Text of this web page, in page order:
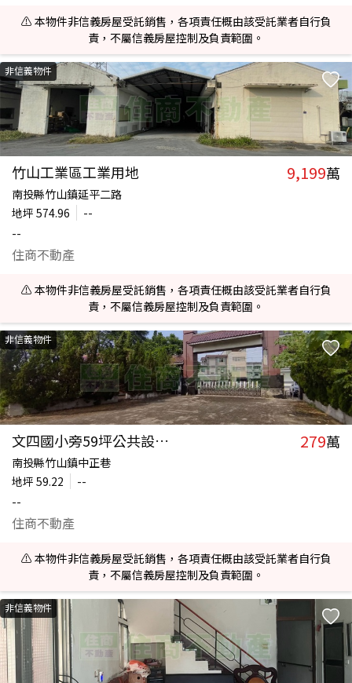
⚠️ 本物件非信義房屋受託銷售，各項責任概由該受託業者自行負
責，不屬信義房屋控制及負責範圍。
非信義物件
竹山工業區工業用地 9,199萬
南投縣竹山鎮延平二路
地坪 574.96
--
--
住商不動產
⚠️ 本物件非信義房屋受託銷售，各項責任概由該受託業者自行負
責，不屬信義房屋控制及負責範圍。
非信義物件
文四國小旁59坪公共設施保留地 279萬
南投縣竹山鎮中正巷
地坪 59.22
--
--
住商不動產
⚠️ 本物件非信義房屋受託銷售，各項責任概由該受託業者自行負
責，不屬信義房屋控制及負責範圍。
非信義物件